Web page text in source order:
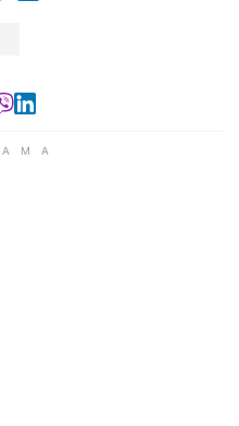
Telegram
в Facebook
в X в Google news
Читайте в Viber
Читайте в LinkedIn